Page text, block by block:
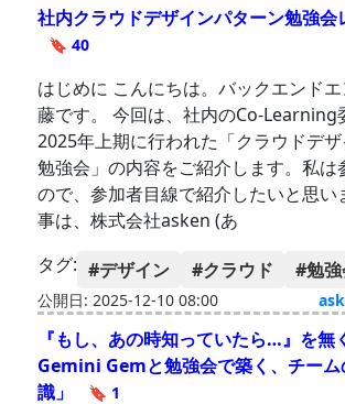
社内クラウドデザインパターン勉強会
🔖 40
はじめに こんにちは。バックエンド
藤です。 今回は、社内のCo-Learning
2025年上期に行われた「クラウドデ
勉強会」の内容をご紹介します。私は
ので、参加者目線で紹介したいと思い
事は、株式会社asken (あ
タグ: #デザイン #クラウド #勉
公開日: 2025-12-10 08:00
『もし、あの時知っていたら…』を無
Gemini Gemと勉強会で築く、チーム
識」
🔖 1